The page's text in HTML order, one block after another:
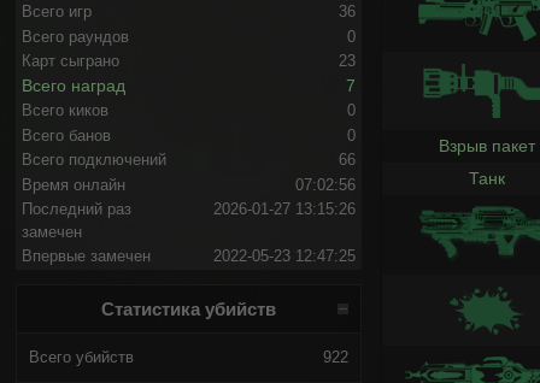
Всего игр
36
Всего раундов
0
Карт сыграно
23
Всего наград 7
Всего киков
0
Всего банов
0
Всего подключений
66
Время онлайн
07:02:56
Последний раз
замечен
2026-01-27 13:15:26
Впервые замечен 2022-05-23 12:47:25
Статистика убийств
Всего убийств 922
Взрыв пакет
Танк